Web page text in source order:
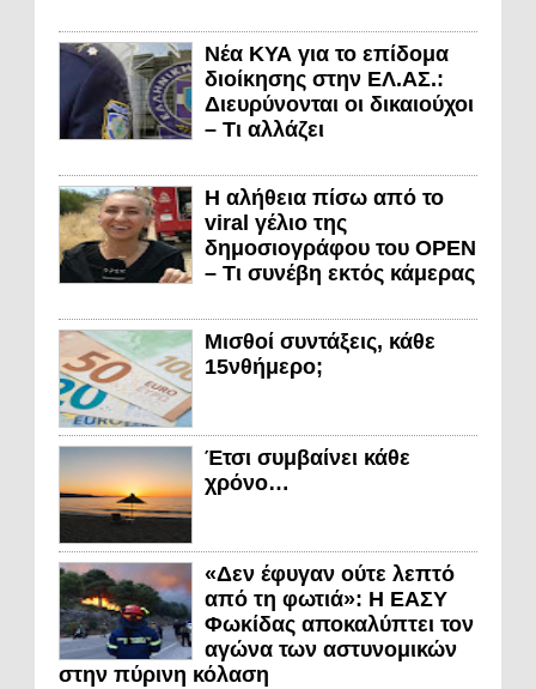
Νέα ΚΥΑ για το επίδομα
διοίκησης στην ΕΛ.ΑΣ.:
Διευρύνονται οι δικαιούχοι
– Τι αλλάζει
Η αλήθεια πίσω από το
viral γέλιο της
δημοσιογράφου του OPEN
– Τι συνέβη εκτός κάμερας
Μισθοί συντάξεις, κάθε
15νθήμερο;
Έτσι συμβαίνει κάθε
χρόνο…
«Δεν έφυγαν ούτε λεπτό
από τη φωτιά»: Η ΕΑΣΥ
Φωκίδας αποκαλύπτει τον
αγώνα των αστυνομικών
στην πύρινη κόλαση